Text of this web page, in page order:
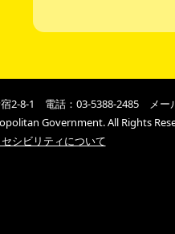
2-8-1 電話：03-5388-2485
メ
Government. All Rights
シビリティについて